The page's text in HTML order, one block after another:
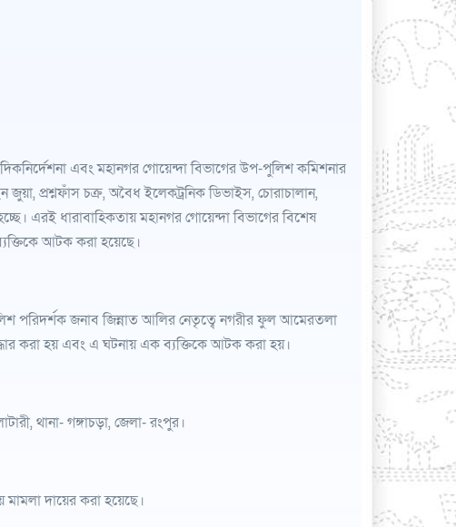
এবং মহানগর গোয়েন্দা বিভাগের উপ-পুলিশ কমিশনার
প্রশ্নফাঁস চক্র, অবৈধ ইলেকট্রনিক ডিভাইস, চোরাচালান,
এরই ধারাবাহিকতায় মহানগর গোয়েন্দা বিভাগের বিশেষ
আটক করা হয়েছে।
পরিদর্শক জনাব জিন্নাত আলির নেতৃত্বে নগরীর ফুল আমেরতলা
করা হয় এবং এ ঘটনায় এক ব্যক্তিকে আটক করা হয়।
থানা- গঙ্গাচড়া, জেলা- রংপুর।
দায়ের করা হয়েছে।